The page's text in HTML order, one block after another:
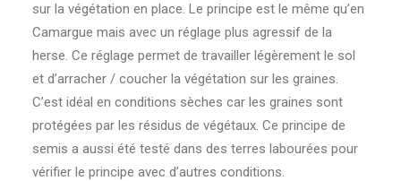
sur la végétation en place. Le principe est le même qu’en
Camargue mais avec un réglage plus agressif de la
herse. Ce réglage permet de travailler légèrement le sol
et d’arracher / coucher la végétation sur les graines.
C’est idéal en conditions sèches car les graines sont
protégées par les résidus de végétaux. Ce principe de
semis a aussi été testé dans des terres labourées pour
vérifier le principe avec d’autres conditions.